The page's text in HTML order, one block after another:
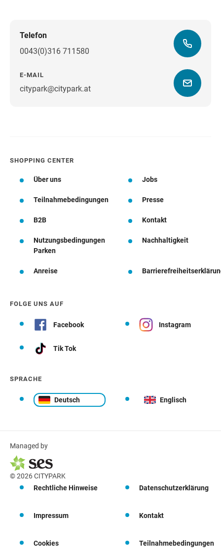
Telefon
0043(0)316 711580
E-MAIL
citypark@citypark.atWegbeschreibung
SHOPPING CENTER
Über uns Jobs
Teilnahmebedingungen Presse
B2B Kontakt
Nutzungsbedingungen
Parken
Nachhaltigkeit
Anreise
FOLGE UNS AUF
Facebook Instagram
Tik Tok
SPRACHE
Deutsch Englisch
Managed by
© 2026 CITYPARK
Rechtliche Hinweise
Datenschutzerklärung
Impressum Kontakt
Cookies Teilnahmebedingungen